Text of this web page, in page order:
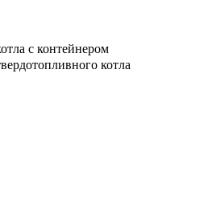
с контейнером
котла